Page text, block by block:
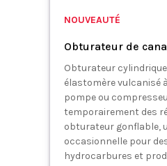
NOUVEAUTÉ
Obturateur de
Obturateur
élastomère vulcanisé
pompe ou
temporairement des
obturateur gonflable,
occasionnelle pour
hydrocarbures et